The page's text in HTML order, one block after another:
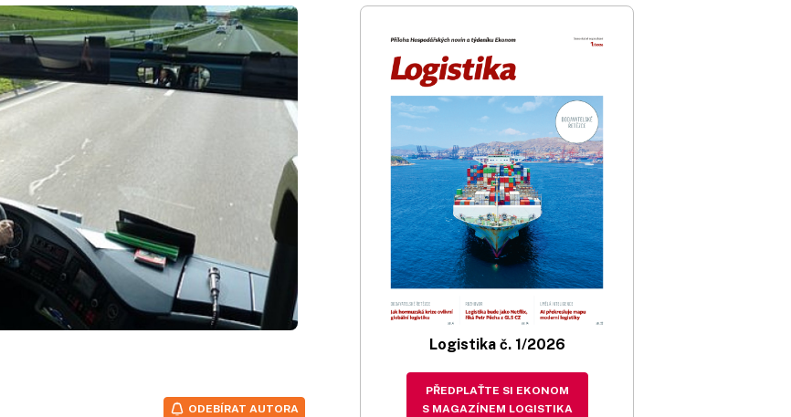
ODEBÍRAT AUTORA
Logistika č. 1/2026
PŘEDPLAŤTE SI EKONOM
S MAGAZÍNEM LOGISTIKA